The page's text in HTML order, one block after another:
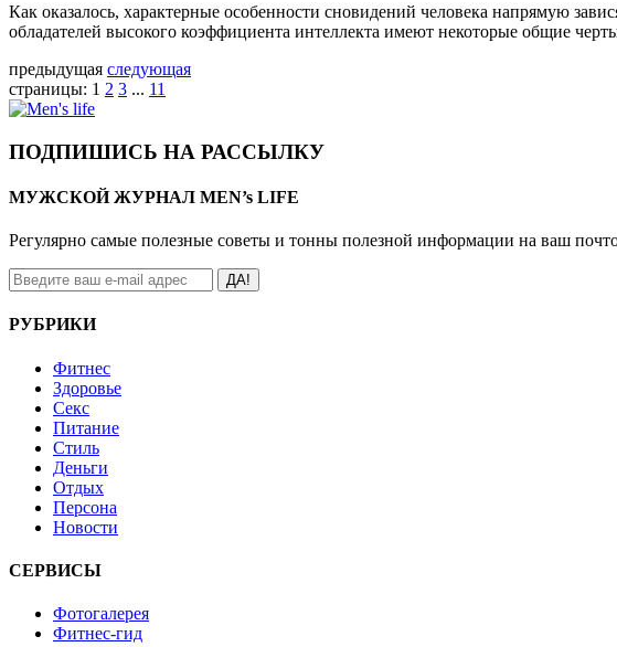
Как оказалось, характерные особенности сновидений человека напрямую
обладателей высокого коэффициента интеллекта имеют некоторые общие
предыдущая следующая
страницы: 1 2 3 ... 11
ПОДПИШИСЬ НА РАССЫЛКУ
МУЖСКОЙ ЖУРНАЛ MEN’s LIFE
Регулярно самые полезные советы и тонны полезной информации на ваш
ДА!
РУБРИКИ
Фитнес
Здоровье
Секс
Питание
Стиль
Деньги
Отдых
Персона
Новости
СЕРВИСЫ
Фотогалерея
Фитнес-гид